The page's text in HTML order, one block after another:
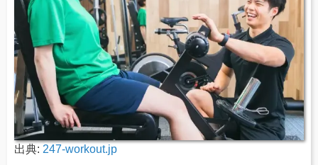
出典: 247-workout.jp